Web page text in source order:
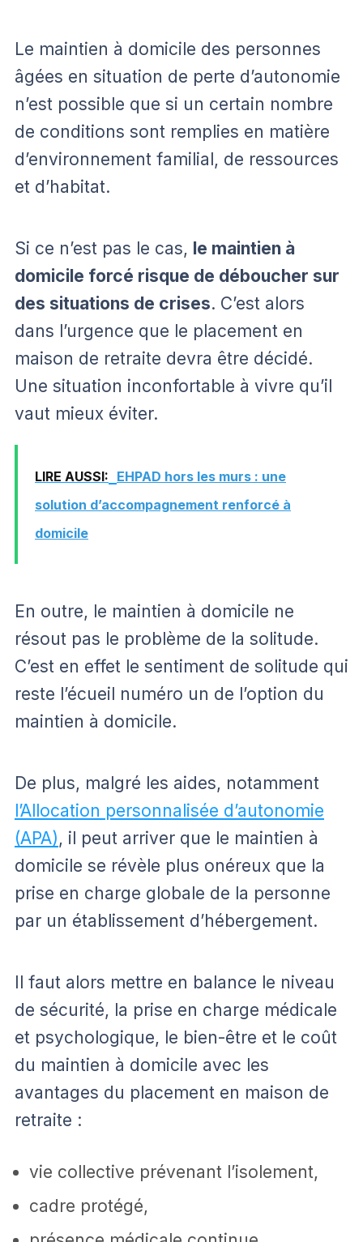
Le maintien à domicile des personnes
âgées en situation de perte d’autonomie
n’est possible que si un certain nombre
de conditions sont remplies en matière
d’environnement familial, de ressources
et d’habitat.
Si ce n’est pas le cas, le maintien à
domicile forcé risque de déboucher sur
des situations de crises. C’est alors
dans l’urgence que le placement en
maison de retraite devra être décidé.
Une situation inconfortable à vivre qu’il
vaut mieux éviter.
LIRE AUSSI: EHPAD hors les murs : une
solution d’accompagnement renforcé à
domicile
En outre, le maintien à domicile ne
résout pas le problème de la solitude.
C’est en effet le sentiment de solitude qui
reste l’écueil numéro un de l’option du
maintien à domicile.
De plus, malgré les aides, notamment
l’Allocation personnalisée d’autonomie
(APA), il peut arriver que le maintien à
domicile se révèle plus onéreux que la
prise en charge globale de la personne
par un établissement d’hébergement.
Il faut alors mettre en balance le niveau
de sécurité, la prise en charge médicale
et psychologique, le bien-être et le coût
du maintien à domicile avec les
avantages du placement en maison de
retraite :
vie collective prévenant l’isolement,
cadre protégé,